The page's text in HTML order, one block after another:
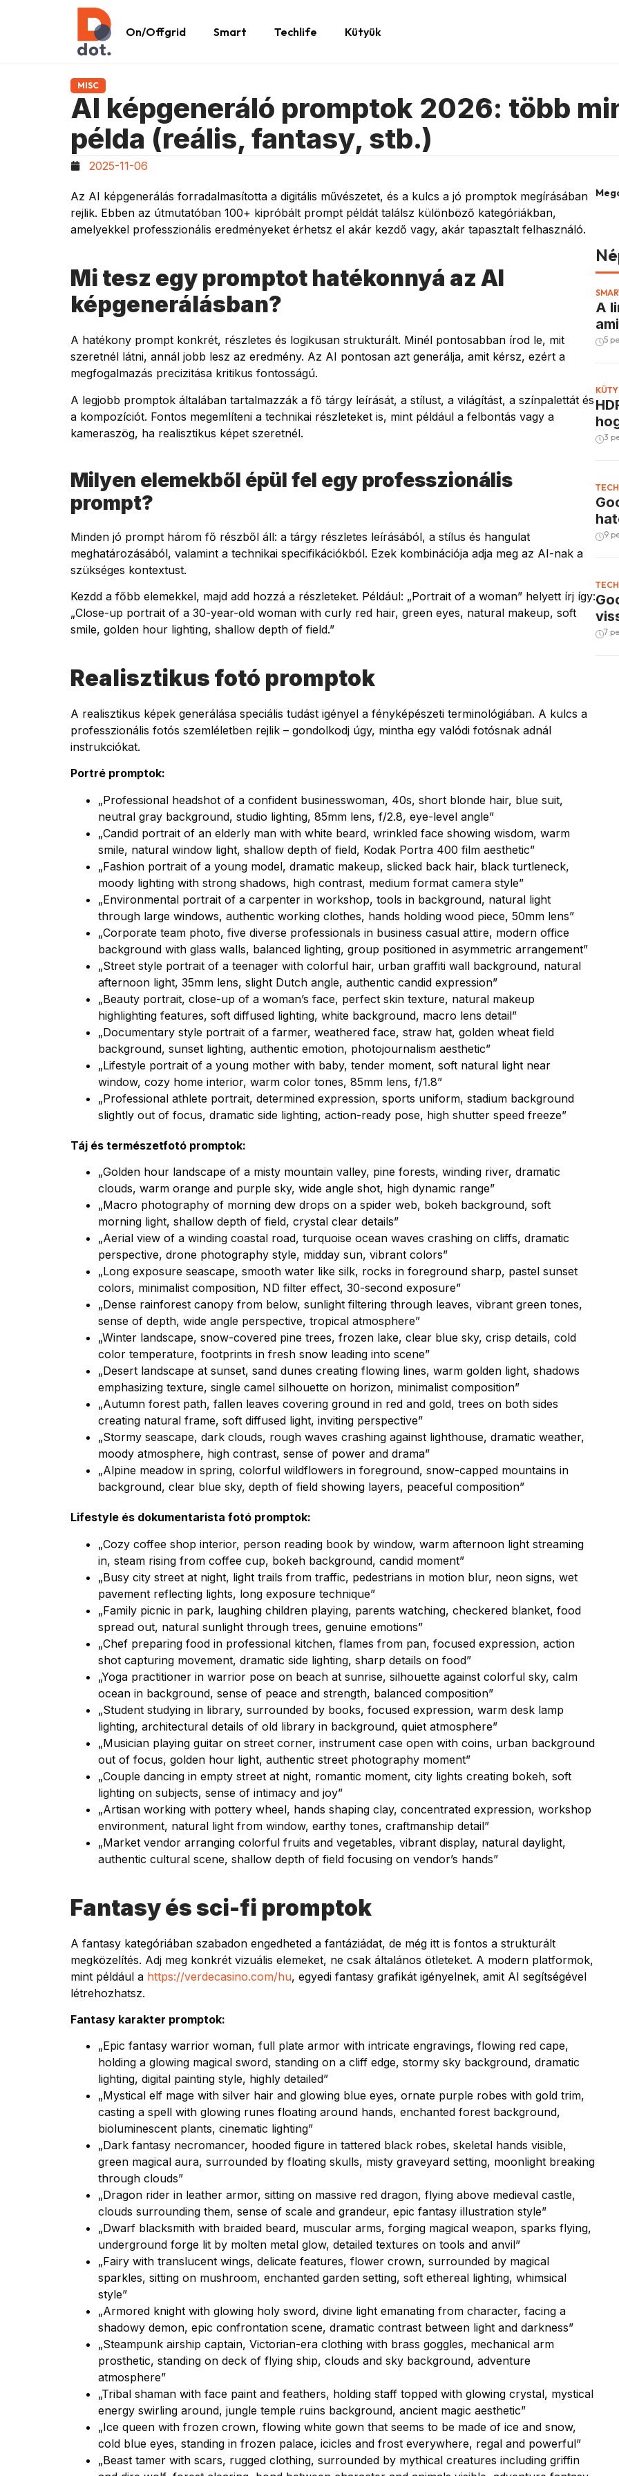
On/Offgrid Smart Techlife Kütyük
MISC
AI képgeneráló promptok 2026: több
példa (reális, fantasy, stb.)
2025-11-06
Az AI képgenerálás forradalmasította a digitális művészetet, és a kulcs a jó promptok megírásában
rejlik. Ebben az útmutatóban 100+ kipróbált prompt példát találsz különböző kategóriákban,
amelyekkel professzionális eredményeket érhetsz el akár kezdő vagy, akár tapasztalt felhasználó.
Mi tesz egy promptot hatékonnyá az AI
képgenerálásban?
A hatékony prompt konkrét, részletes és logikusan strukturált. Minél pontosabban írod le, mit
szeretnél látni, annál jobb lesz az eredmény. Az AI pontosan azt generálja, amit kérsz, ezért a
megfogalmazás precizitása kritikus fontosságú.
A legjobb promptok általában tartalmazzák a fő tárgy leírását, a stílust, a világítást, a színpalettát és
a kompozíciót. Fontos megemlíteni a technikai részleteket is, mint például a felbontás vagy a
kameraszög, ha realisztikus képet szeretnél.
Milyen elemekből épül fel egy professzionális
prompt?
Minden jó prompt három fő részből áll: a tárgy részletes leírásából, a stílus és hangulat
meghatározásából, valamint a technikai specifikációkból. Ezek kombinációja adja meg az AI-nak a
szükséges kontextust.
Kezdd a főbb elemekkel, majd add hozzá a részleteket. Például: „Portrait of a woman” helyett írj így:
„Close-up portrait of a 30-year-old woman with curly red hair, green eyes, natural makeup, soft
smile, golden hour lighting, shallow depth of field.”
Realisztikus fotó promptok
A realisztikus képek generálása speciális tudást igényel a fényképészeti terminológiában. A kulcs a
professzionális fotós szemléletben rejlik – gondolkodj úgy, mintha egy valódi fotósnak adnál
instrukciókat.
Portré promptok:
„Professional headshot of a confident businesswoman, 40s, short blonde hair, blue suit,
neutral gray background, studio lighting, 85mm lens, f/2.8, eye-level angle”
„Candid portrait of an elderly man with white beard, wrinkled face showing wisdom, warm
smile, natural window light, shallow depth of field, Kodak Portra 400 film aesthetic”
„Fashion portrait of a young model, dramatic makeup, slicked back hair, black turtleneck,
moody lighting with strong shadows, high contrast, medium format camera style”
„Environmental portrait of a carpenter in workshop, tools in background, natural light
through large windows, authentic working clothes, hands holding wood piece, 50mm lens”
„Corporate team photo, five diverse professionals in business casual attire, modern office
background with glass walls, balanced lighting, group positioned in asymmetric arrangement”
„Street style portrait of a teenager with colorful hair, urban graffiti wall background, natural
afternoon light, 35mm lens, slight Dutch angle, authentic candid expression”
„Beauty portrait, close-up of a woman’s face, perfect skin texture, natural makeup
highlighting features, soft diffused lighting, white background, macro lens detail”
„Documentary style portrait of a farmer, weathered face, straw hat, golden wheat field
background, sunset lighting, authentic emotion, photojournalism aesthetic”
„Lifestyle portrait of a young mother with baby, tender moment, soft natural light near
window, cozy home interior, warm color tones, 85mm lens, f/1.8”
„Professional athlete portrait, determined expression, sports uniform, stadium background
slightly out of focus, dramatic side lighting, action-ready pose, high shutter speed freeze”
Táj és természetfotó promptok:
„Golden hour landscape of a misty mountain valley, pine forests, winding river, dramatic
clouds, warm orange and purple sky, wide angle shot, high dynamic range”
„Macro photography of morning dew drops on a spider web, bokeh background, soft
morning light, shallow depth of field, crystal clear details”
„Aerial view of a winding coastal road, turquoise ocean waves crashing on cliffs, dramatic
perspective, drone photography style, midday sun, vibrant colors”
„Long exposure seascape, smooth water like silk, rocks in foreground sharp, pastel sunset
colors, minimalist composition, ND filter effect, 30-second exposure”
„Dense rainforest canopy from below, sunlight filtering through leaves, vibrant green tones,
sense of depth, wide angle perspective, tropical atmosphere”
„Winter landscape, snow-covered pine trees, frozen lake, clear blue sky, crisp details, cold
color temperature, footprints in fresh snow leading into scene”
„Desert landscape at sunset, sand dunes creating flowing lines, warm golden light, shadows
emphasizing texture, single camel silhouette on horizon, minimalist composition”
„Autumn forest path, fallen leaves covering ground in red and gold, trees on both sides
creating natural frame, soft diffused light, inviting perspective”
„Stormy seascape, dark clouds, rough waves crashing against lighthouse, dramatic weather,
moody atmosphere, high contrast, sense of power and drama”
„Alpine meadow in spring, colorful wildflowers in foreground, snow-capped mountains in
background, clear blue sky, depth of field showing layers, peaceful composition”
Lifestyle és dokumentarista fotó promptok:
„Cozy coffee shop interior, person reading book by window, warm afternoon light streaming
in, steam rising from coffee cup, bokeh background, candid moment”
„Busy city street at night, light trails from traffic, pedestrians in motion blur, neon signs, wet
pavement reflecting lights, long exposure technique”
„Family picnic in park, laughing children playing, parents watching, checkered blanket, food
spread out, natural sunlight through trees, genuine emotions”
„Chef preparing food in professional kitchen, flames from pan, focused expression, action
shot capturing movement, dramatic side lighting, sharp details on food”
„Yoga practitioner in warrior pose on beach at sunrise, silhouette against colorful sky, calm
ocean in background, sense of peace and strength, balanced composition”
„Student studying in library, surrounded by books, focused expression, warm desk lamp
lighting, architectural details of old library in background, quiet atmosphere”
„Musician playing guitar on street corner, instrument case open with coins, urban background
out of focus, golden hour light, authentic street photography moment”
„Couple dancing in empty street at night, romantic moment, city lights creating bokeh, soft
lighting on subjects, sense of intimacy and joy”
„Artisan working with pottery wheel, hands shaping clay, concentrated expression, workshop
environment, natural light from window, earthy tones, craftmanship detail”
„Market vendor arranging colorful fruits and vegetables, vibrant display, natural daylight,
authentic cultural scene, shallow depth of field focusing on vendor’s hands”
Fantasy és sci-fi promptok
A fantasy kategóriában szabadon engedheted a fantáziádat, de még itt is fontos a strukturált
megközelítés. Adj meg konkrét vizuális elemeket, ne csak általános ötleteket. A modern platformok,
mint például a https://verdecasino.com/hu, egyedi fantasy grafikát igényelnek, amit AI segítségével
létrehozhatsz.
Fantasy karakter promptok:
„Epic fantasy warrior woman, full plate armor with intricate engravings, flowing red cape,
holding a glowing magical sword, standing on a cliff edge, stormy sky background, dramatic
lighting, digital painting style, highly detailed”
„Mystical elf mage with silver hair and glowing blue eyes, ornate purple robes with gold trim,
casting a spell with glowing runes floating around hands, enchanted forest background,
bioluminescent plants, cinematic lighting”
„Dark fantasy necromancer, hooded figure in tattered black robes, skeletal hands visible,
green magical aura, surrounded by floating skulls, misty graveyard setting, moonlight breaking
through clouds”
„Dragon rider in leather armor, sitting on massive red dragon, flying above medieval castle,
clouds surrounding them, sense of scale and grandeur, epic fantasy illustration style”
„Dwarf blacksmith with braided beard, muscular arms, forging magical weapon, sparks flying,
underground forge lit by molten metal glow, detailed textures on tools and anvil”
„Fairy with translucent wings, delicate features, flower crown, surrounded by magical
sparkles, sitting on mushroom, enchanted garden setting, soft ethereal lighting, whimsical
style”
„Armored knight with glowing holy sword, divine light emanating from character, facing a
shadowy demon, epic confrontation scene, dramatic contrast between light and darkness”
„Steampunk airship captain, Victorian-era clothing with brass goggles, mechanical arm
prosthetic, standing on deck of flying ship, clouds and sky background, adventure
atmosphere”
„Tribal shaman with face paint and feathers, holding staff topped with glowing crystal, mystical
energy swirling around, jungle temple ruins background, ancient magic aesthetic”
„Ice queen with frozen crown, flowing white gown that seems to be made of ice and snow,
cold blue eyes, standing in frozen palace, icicles and frost everywhere, regal and powerful”
„Beast tamer with scars, rugged clothing, surrounded by mythical creatures including griffin
A
5
3
9
7